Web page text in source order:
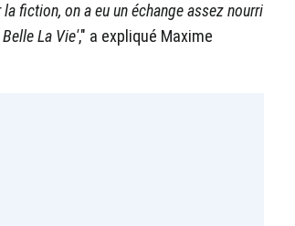
la fiction, on a eu un échange assez nourri
La Vie'," a expliqué Maxime